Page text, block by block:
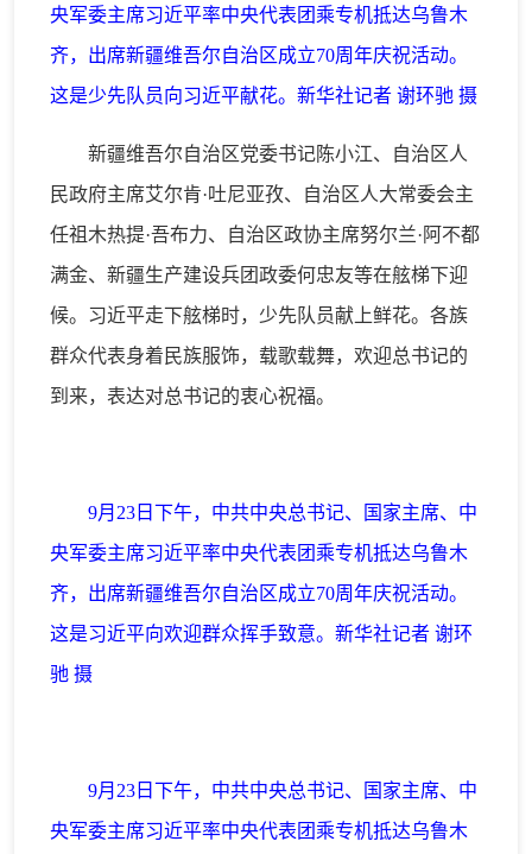
央军委主席习近平率中央代表团乘专机抵达乌鲁木
齐，出席新疆维吾尔自治区成立70周年庆祝活动。
这是少先队员向习近平献花。新华社记者 谢环驰 摄
新疆维吾尔自治区党委书记陈小江、自治区人
民政府主席艾尔肯·吐尼亚孜、自治区人大常委会主
任祖木热提·吾布力、自治区政协主席努尔兰·阿不都
满金、新疆生产建设兵团政委何忠友等在舷梯下迎
候。习近平走下舷梯时，少先队员献上鲜花。各族
群众代表身着民族服饰，载歌载舞，欢迎总书记的
到来，表达对总书记的衷心祝福。
9月23日下午，中共中央总书记、国家主席、中
央军委主席习近平率中央代表团乘专机抵达乌鲁木
齐，出席新疆维吾尔自治区成立70周年庆祝活动。
这是习近平向欢迎群众挥手致意。新华社记者 谢环
驰 摄
9月23日下午，中共中央总书记、国家主席、中
央军委主席习近平率中央代表团乘专机抵达乌鲁木